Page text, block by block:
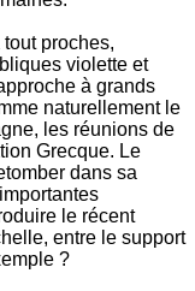
proches,
violette et
à grands
naturellement le
les réunions de
Grecque. Le
dans sa
le récent
entre le support
?